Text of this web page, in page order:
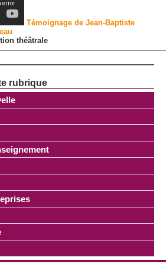
Témoignage de Jean-Baptiste
théâtrale